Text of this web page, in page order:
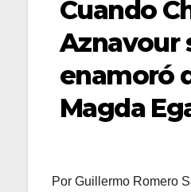
Cuando
Aznavour
enamoró
Magda
Por Guillermo Romero